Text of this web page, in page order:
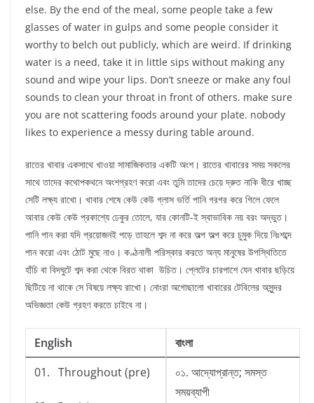
else. By the end of the meal, some people take a few
glasses of water in gulps and some people consider it
worthy to belch out publicly, which are weird. If drinking
water is a need, take it in little sips without making any
sound and wipe your lips. Don’t sneeze or make any foul
sounds to clean your throat in front of others. make sure
you are not scattering foods around your plate. nobody
likes to experience a messy during table around.
রাতের খাবার একসাথে খাওয়া সামাজিকতার একটি অংশ। রাতের খাবারের সময় সকলের
সাথে তাদের কথোপকথনে অংশগ্রহণ করো এবং তুমি তাদের চেয়ে দ্রুত নাকি ধীরে খাচ্ছ
সেটি লক্ষ্য রাখো। খাবার শেষে কেউ কেউ গ্লাস ভর্তি পানি গরগর করে গিলে ফেলে
আবার কেউ কেউ প্রকাশ্যে ঢেকুর তোলে, যার কোনটি-ই স্বাভাবিক নয় বরং অদ্ভুত।
পানি পান করা যদি প্রয়োজনই পড়ে তাহলে শব্দ না করে অল্প অল্প করে চুমুক দিয়ে নিঃশব্দে
পান করো এবং ঠোট মুছে নাও। কণ্ঠনালী পরিস্কার করতে অন্য মানুষের উপস্থিতিতে
হাঁচি বা বিদঘুটে শব্দ করা থেকে বিরত থাকা উচিত। প্লেটের চারপাশে যেন খাবার ছড়িয়ে
ছিটিয়ে না থাকে সে বিষয়ে লক্ষ্য রাখো। নোংরা অগোছালো খাবারের টেবিলের অসুন্দর
অভিজ্ঞতা কেউ গ্রহণ করতে চাইবে না।
English
বাংলা
01. Throughout (pre)
০১. আদ্যোপ্রান্ত; সমস্ত
সময়ব্যাপী